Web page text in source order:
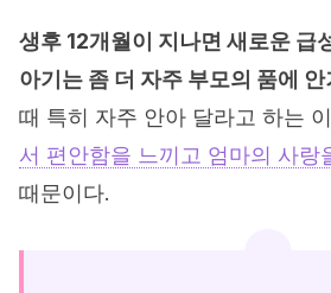
생후 12개월이 지나면 새로운 급
아기는 좀 더 자주 부모의 품에
때 특히 자주 안아 달라고 하는
서 편안함을 느끼고 엄마의 사랑
때문이다.